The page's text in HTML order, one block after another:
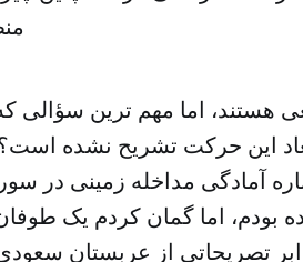
هستند، اما مهم ترین
این حرکت تشریح نشده
آمادگی مداخله زمینی در
بودم، اما گمان کردم یک
تصریحاتی از عربستان